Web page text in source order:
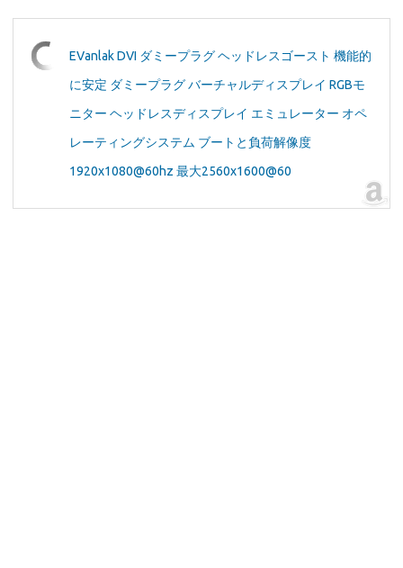
EVanlak DVI ダミープラグ ヘッドレスゴースト 機能的
に安定 ダミープラグ バーチャルディスプレイ RGBモ
ニター ヘッドレスディスプレイ エミュレーター オペ
レーティングシステム ブートと負荷解像度
1920x1080@60hz 最大2560x1600@60